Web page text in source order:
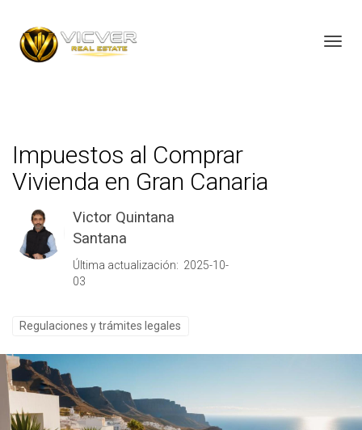
Impuestos al Comprar
Vivienda en Gran Canaria
Victor Quintana
Santana
Última actualización: 2025-10-
03
Regulaciones y trámites legales